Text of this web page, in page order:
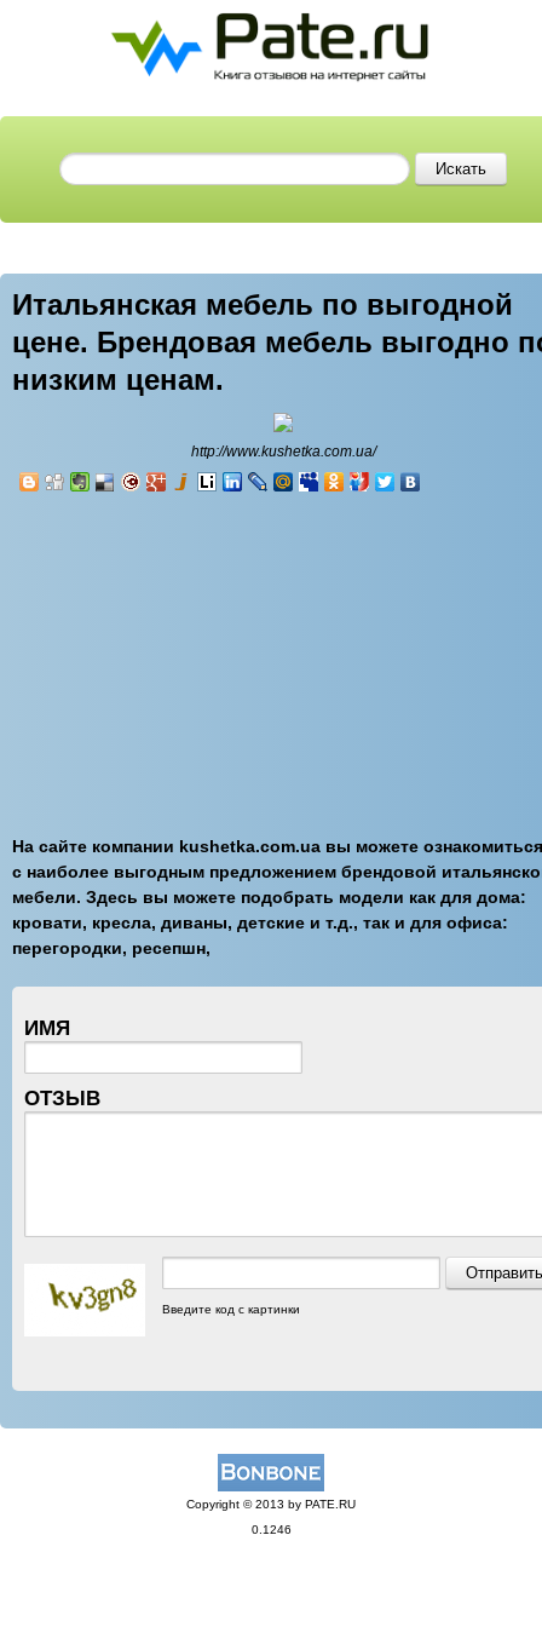
Итальянская мебель по выгодной
цене. Брендовая мебель выгодно
низким ценам.
http://www.kushetka.com.ua/
На сайте компании kushetka.com.ua вы можете ознакомиться
с наиболее выгодным предложением брендовой
мебели. Здесь вы можете подобрать модели как для дома:
кровати, кресла, диваны, детские и т.д., так и для офиса:
перегородки, ресепшн,
ИМЯ
ОТЗЫВ
Введите код с картинки
Copyright © 2013 by PATE.RU
0.1246